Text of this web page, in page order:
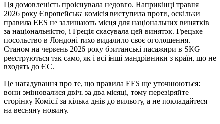
Ця домовленість проіснувала недовго. Наприкінці травня
2026 року Європейська комісія виступила проти, оскільки
правила EES не залишають місця для національних винятків
за національністю, і Греція скасувала цей виняток. Грецьке
посольство в Лондоні тихо видалило своє оголошення.
Станом на червень 2026 року британські пасажири в SKG
реєструються так само, як і всі інші мандрівники з країн, що не
входять до ЄС.
Це нагадування про те, що правила EES ще уточнюються:
вони змінювалися двічі за два місяці, тому перевіряйте
сторінку Комісії за кілька днів до вильоту, а не покладайтеся
на весняну новину.